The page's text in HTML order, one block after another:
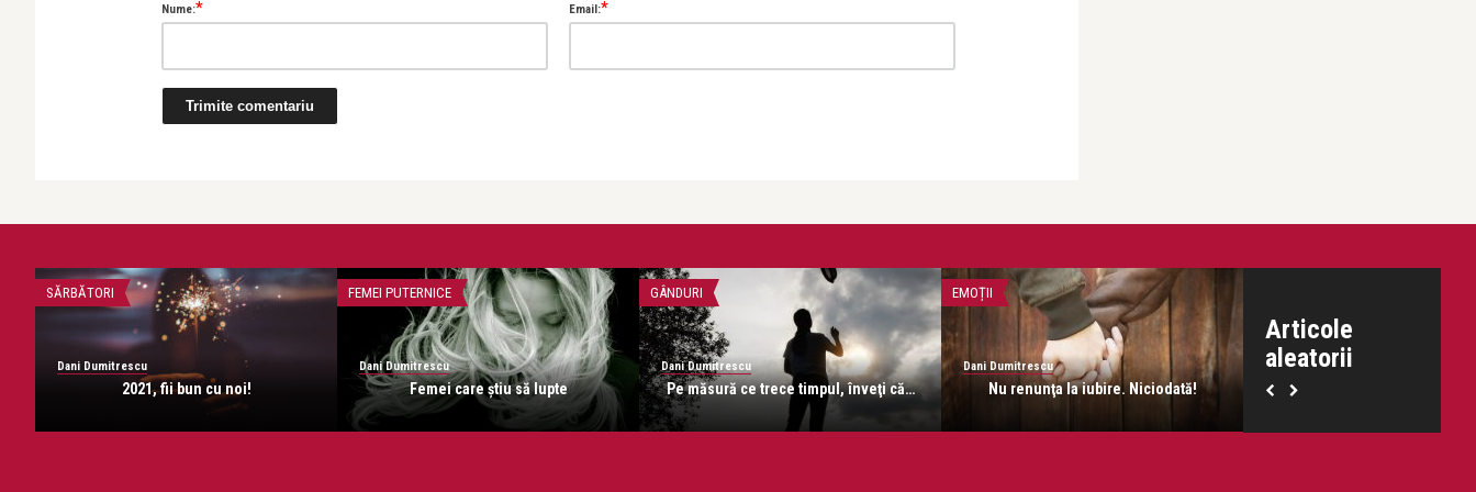
Nume:* Email:*
Articole
aleatorii
SĂRBĂTORI
Dani Dumitrescu
2021, fii bun cu noi!
FEMEI PUTERNICE
Dani Dumitrescu
Femei care ştiu să lupte
GÂNDURI
Dani Dumitrescu
Pe măsură ce trece timpul, înveţi că…
EMOȚII
Dani Dumitrescu
Nu renunţa la iubire. Niciodată!
Dani Dumitrescu